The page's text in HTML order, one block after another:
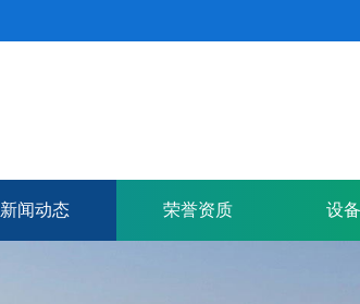
新闻动态 荣誉资质 设